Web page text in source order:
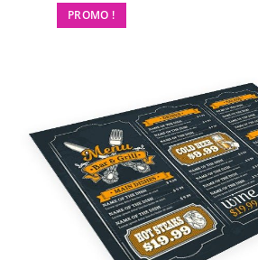
PROMO !